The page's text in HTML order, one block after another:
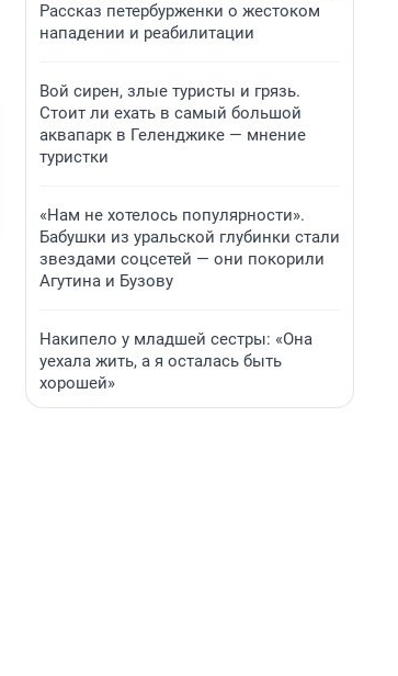
Рассказ петербурженки о жестоком
нападении и реабилитации
Вой сирен, злые туристы и грязь.
Стоит ли ехать в самый большой
аквапарк в Геленджике — мнение
туристки
«Нам не хотелось популярности».
Бабушки из уральской глубинки стали
звездами соцсетей — они покорили
Агутина и Бузову
Накипело у младшей сестры: «Она
уехала жить, а я осталась быть
хорошей»